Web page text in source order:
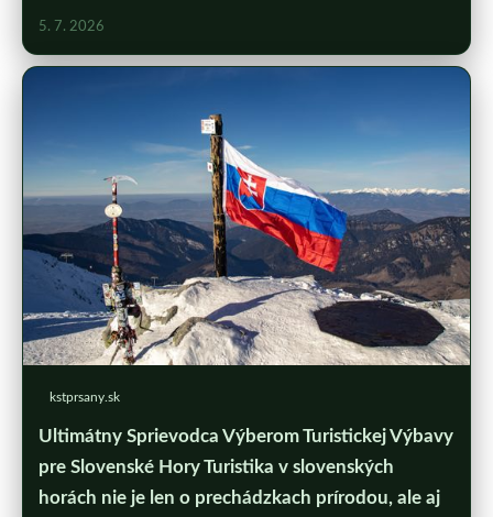
5. 7. 2026
kstprsany.sk
Ultimátny Sprievodca Výberom Turistickej Výbavy
pre Slovenské Hory Turistika v slovenských
horách nie je len o prechádzkach prírodou, ale aj